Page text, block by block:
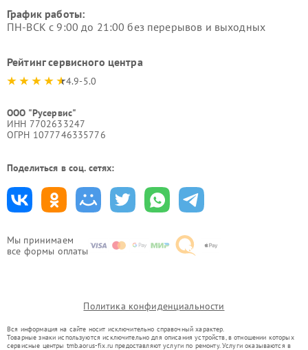
Мы принимаем
все формы оплаты
График работы:
ПН-ВСК с 9:00 до 21:00 без перерывов и выходных
Рейтинг сервисного центра
4.9-5.0
ООО "Русервис"
ИНН 7702633247
ОГРН 1077746335776
Поделиться в соц. сетях:
Политика конфиденциальности
Вся информация на сайте носит исключительно справочный характер.
Товарные знаки используются исключительно для описания устройств, в отношении которых
сервисные центры tmb.aorus-fix.ru предоставляют услуги по ремонту. Услуги оказываются в